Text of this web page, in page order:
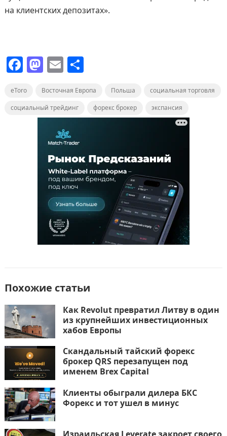
на клиентских депозитах».
F
a
c
e
M
a
st
o
o
n
E
m
ai
l
О
п
р
и
т
ь
eToro Восточная Европа Польша
социальная торговля
социальный трейдинг
форекс брокер экспансия
Похожие статьи
Как Revolut превратил Литву в один
из крупнейших инвестиционных
хабов Европы
Скандальный тайский форекс
брокер QRS перезапущен под
именем Brex Capital
Клиенты обыграли дилера БКС
Форекс и тот ушел в минус